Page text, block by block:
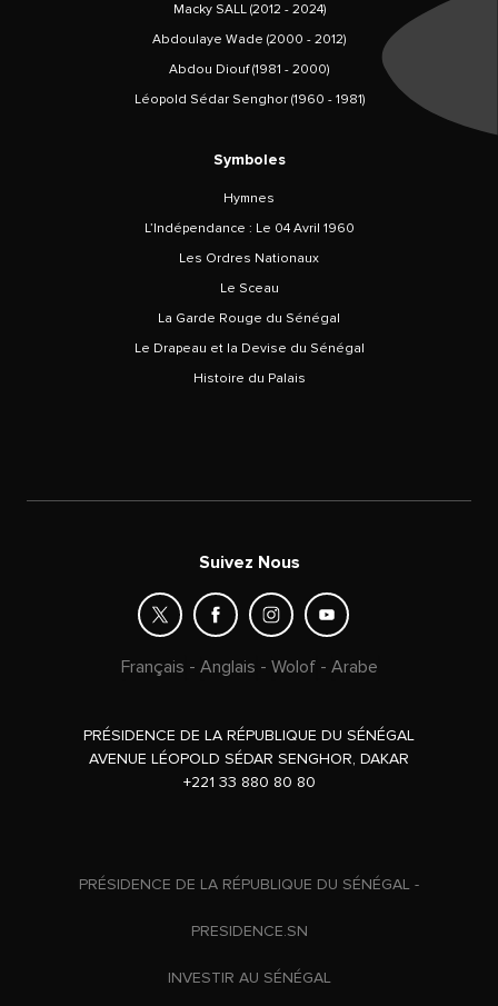
Macky SALL (2012 - 2024)
Abdoulaye Wade (2000 - 2012)
Abdou Diouf (1981 - 2000)
Léopold Sédar Senghor (1960 - 1981)
Symboles
Hymnes
L’Indépendance : Le 04 Avril 1960
Les Ordres Nationaux
Le Sceau
La Garde Rouge du Sénégal
Le Drapeau et la Devise du Sénégal
Histoire du Palais
Suivez Nous
Français - Anglais - Wolof- Arabe
PRÉSIDENCE DE LA RÉPUBLIQUE DU SÉNÉGAL
AVENUE LÉOPOLD SÉDAR SENGHOR, DAKAR
+221 33 880 80 80
PRÉSIDENCE DE LA RÉPUBLIQUE DU SÉNÉGAL -
PRESIDENCE.SN
INVESTIR AU SÉNÉGAL